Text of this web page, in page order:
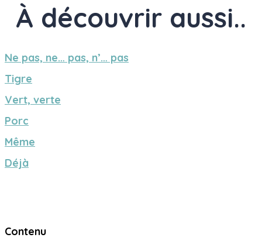
À découvrir aussi..
Ne pas, ne… pas, n’… pas
Tigre
Vert, verte
Porc
Même
Déjà
Contenu